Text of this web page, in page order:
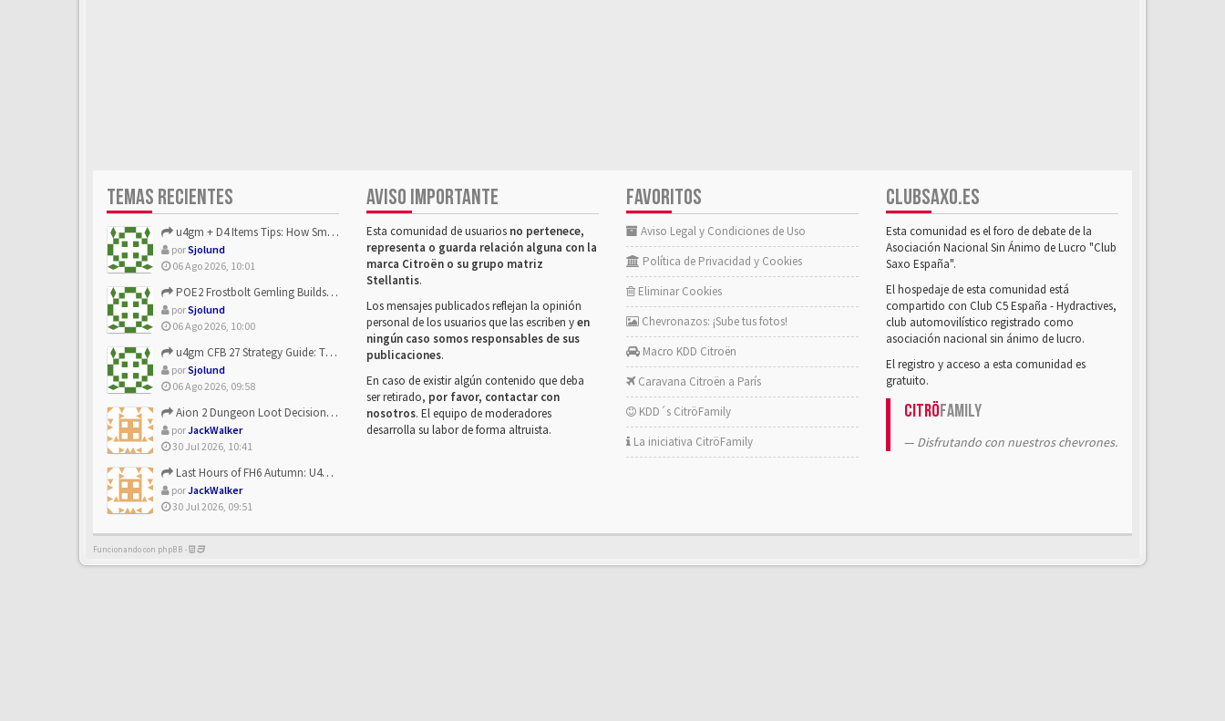
TEMAS RECIENTES
u4gm + D4 Items Tips: How Smart Players Optimize Gear, Build...
porSjolund
06 Ago 2026, 10:01
POE2 Frostbolt Gemling Builds Get Stronger With u4gm’s Ice C...
porSjolund
06 Ago 2026, 10:00
u4gm CFB 27 Strategy Guide: The Toxic Offensive Scheme Your ...
porSjolund
06 Ago 2026, 09:58
Aion 2 Dungeon Loot Decisions: Smarter Runs With U4N
porJackWalker
30 Jul 2026, 10:41
Last Hours of FH6 Autumn: U4N and the Best Rewards to Grab
porJackWalker
30 Jul 2026, 09:51
AVISO IMPORTANTE
Esta comunidad de usuarios no pertenece,
representa o guarda relación alguna con la
marca Citroën o su grupo matriz
Stellantis.
Los mensajes publicados reflejan la opinión
personal de los usuarios que las escriben yen
ningún caso somos responsables de sus
publicaciones.
En caso de existir algún contenido que deba
ser retirado, por favor, contactar con
nosotros. El equipo de moderadores
desarrolla su labor de forma altruista.
FAVORITOS
Aviso Legal y Condiciones de Uso
Política de Privacidad y Cookies
Eliminar Cookies
Chevronazos: ¡Sube tus fotos!
Macro KDD Citroën
Caravana Citroën a París
KDD´s CitröFamily
La iniciativa CitröFamily
CLUBSAXO.ES
Esta comunidad es el foro de debate de la
Asociación Nacional Sin Ánimo de Lucro "Club
Saxo España".
El hospedaje de esta comunidad está
compartido con Club C5 España - Hydractives,
club automovilístico registrado como
asociación nacional sin ánimo de lucro.
El registro y acceso a esta comunidad es
gratuito.
CitröFamily
Disfrutando con nuestros chevrones.
Funcionando con phpBB -